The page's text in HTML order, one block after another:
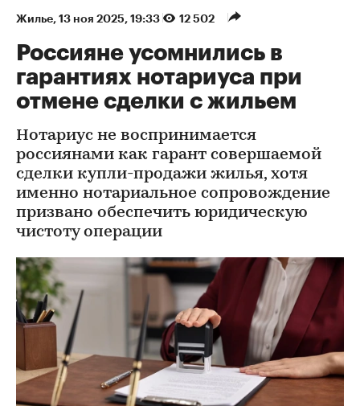
Жилье⁠, 13 ноя 2025, 19:33 12 502
Россияне усомнились в
гарантиях нотариуса при
отмене сделки с жильем
Нотариус не воспринимается
россиянами как гарант совершаемой
сделки купли-продажи жилья, хотя
именно нотариальное сопровождение
призвано обеспечить юридическую
чистоту операции